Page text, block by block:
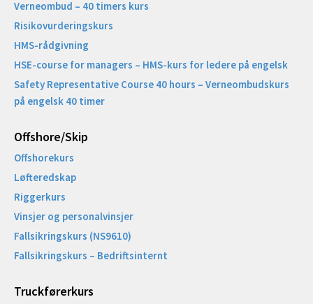
Verneombud – 40 timers kurs
Risikovurderingskurs
HMS-rådgivning
HSE-course for managers – HMS-kurs for ledere på engelsk
Safety Representative Course 40 hours – Verneombudskurs
på engelsk 40 timer
Offshore/Skip​
Offshorekurs
Løfteredskap
Riggerkurs
Vinsjer og personalvinsjer
Fallsikringskurs (NS9610)
Fallsikringskurs – Bedriftsinternt
Truckførerkurs